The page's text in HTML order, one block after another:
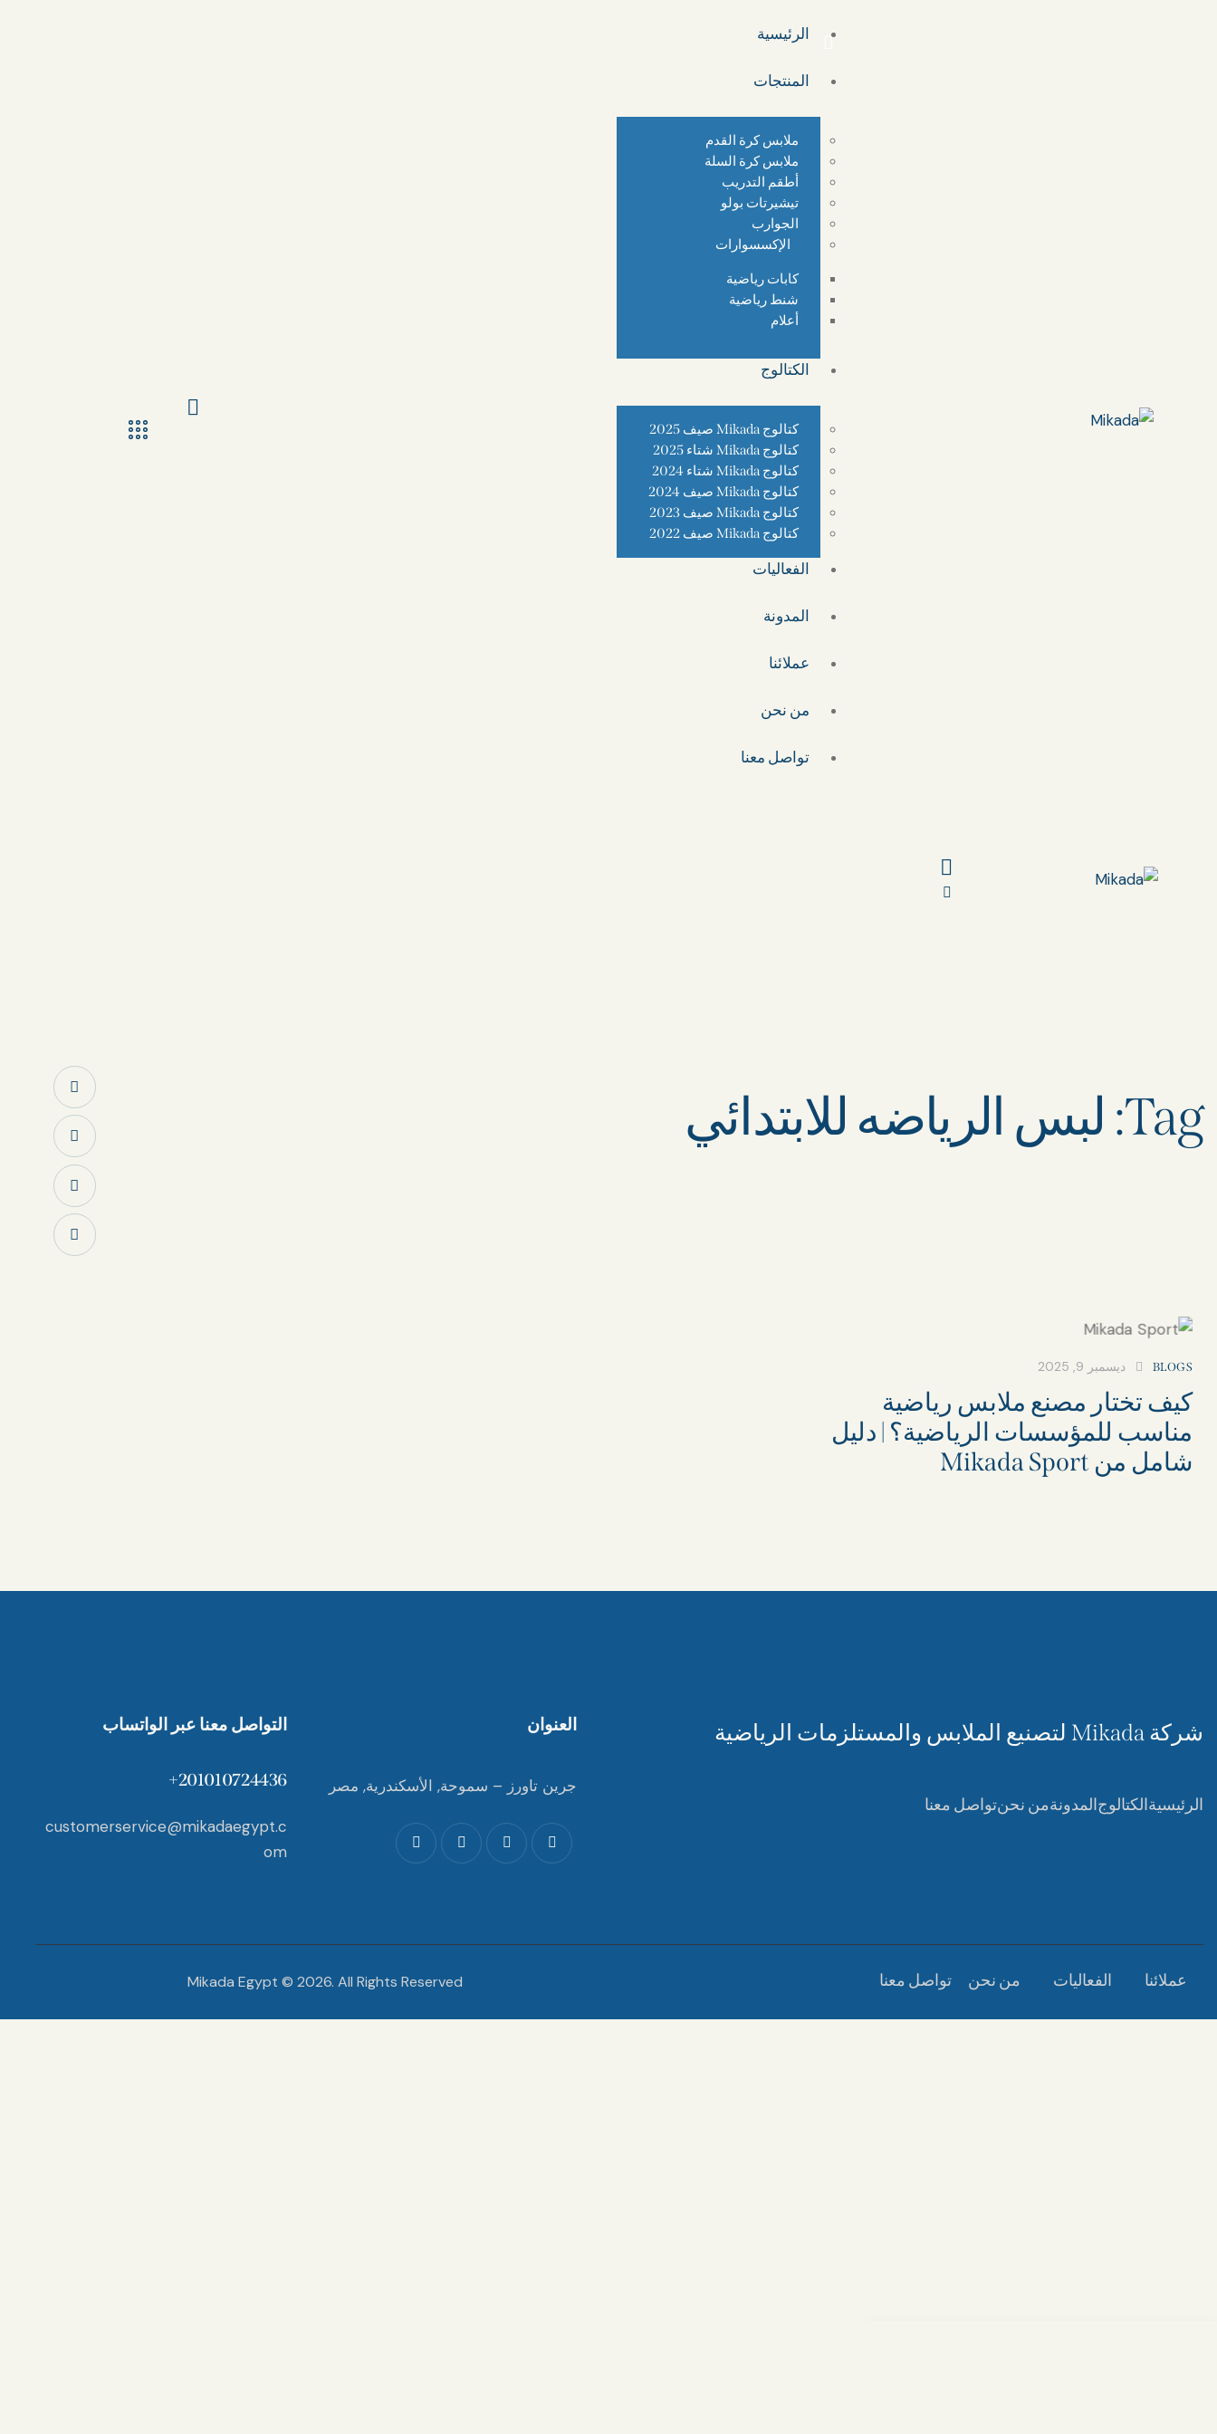
الرئيسية
المنتجات
ملابس كرة القدم
ملابس كرة السلة
أطقم التدريب
تيشيرتات بولو
الجوارب
الإكسسوارات
كابات رياضية
شنط رياضية
أعلام
الكتالوج
كتالوج Mikada صيف 2025
كتالوج Mikada شتاء 2025
كتالوج Mikada شتاء 2024
كتالوج Mikada صيف 2024
كتالوج Mikada صيف 2023
كتالوج Mikada صيف 2022
الفعاليات
المدونة
عملائنا
من نحن
تواصل معنا
Tag: لبس الرياضه للابتدائي
BLOGS ديسمبر 9, 2025
كيف تختار مصنع ملابس رياضية
مناسب للمؤسسات الرياضية؟ | دليل
شامل من Mikada Sport
شركة Mikada لتصنيع الملابس والمستلزمات الرياضية
الرئيسيةالكتالوجالمدونةمن نحنتواصل معنا
العنوان
جرين تاورز – سموحة, الأسكندرية, مصر
التواصل معنا عبر الواتساب
201010724436+
customerservice@mikadaegypt.c
om
عملائنا الفعاليات من نحن تواصل معنا Mikada Egypt © 2026. All Rights Reserved